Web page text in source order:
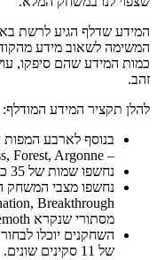
המידע שדלף הגיע לרשת
זהב.
להלן תקציר המידע המודלף:
בנוסף לארבע
– hateau, Desert, FaoFortress, Forest, Argonne ו-Suez.
נחשפו שמות של 35 כלי נשק שונים.
מסתורי שנקרא Behemoth.
השחקנים יוכלו
של 11 סקינים שונים.